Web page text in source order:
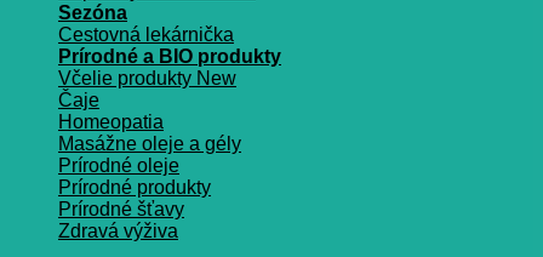
Sezóna
Cestovná lekárnička
Prírodné a BIO produkty
Včelie produkty
Čaje
Homeopatia
Masážne oleje a gély
Prírodné oleje
Prírodné produkty
Prírodné šťavy
Zdravá výživa